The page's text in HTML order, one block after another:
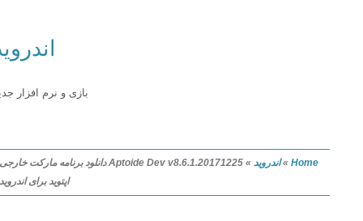
اندروید
بازی و نرم افزار جدید
Home
»اندروید»
Aptoide Dev v8.6.1.20171225 دانلود برنامه مارکت خارجی
اپتوید برای اندروید